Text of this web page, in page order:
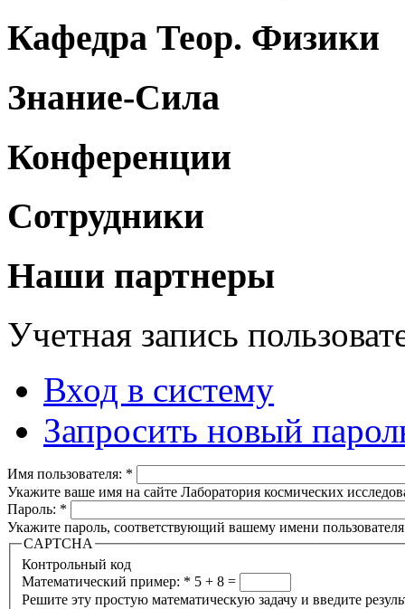
Кафедра Теор. Физики
Знание-Сила
Конференции
Сотрудники
Наши партнеры
Учетная запись
Вход в систему
Запросить новый
Имя пользователя: *
Укажите ваше имя на сайте Лаборатория космических
Пароль: *
Укажите пароль, соответствующий вашему имени
CAPTCHA
Контрольный код
Математический пример: * 5 + 8 =
Решите эту простую математическую задачу и введите